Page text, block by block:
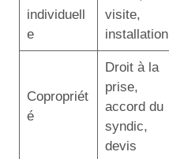
individuell
e
visite,
installation
Copropriét
é
Droit à la
prise,
accord du
syndic,
devis